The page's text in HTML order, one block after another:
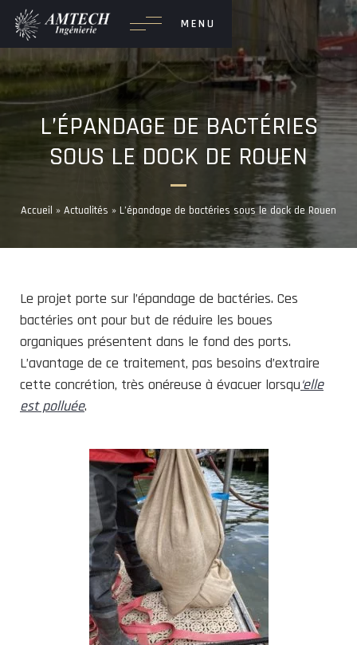
MENU
L’ÉPANDAGE DE BACTÉRIES
SOUS LE DOCK DE ROUEN
Accueil » Actualités » L’épandage de bactéries sous le dock de Rouen
Le projet porte sur l’épandage de bactéries. Ces
bactéries ont pour but de réduire les boues
organiques présentent dans le fond des ports.
L’avantage de ce traitement, pas besoins d’extraire
cette concrétion, très onéreuse à évacuer lorsqu‘elle
est polluée.